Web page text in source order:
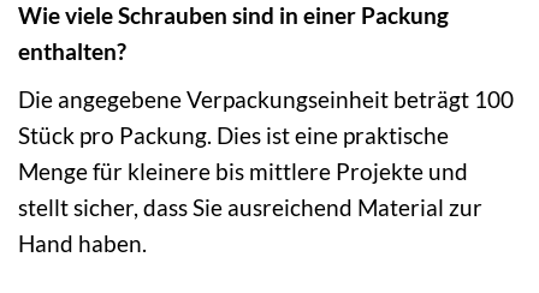
Wie viele Schrauben sind in einer Packung
enthalten?
Die angegebene Verpackungseinheit beträgt 100
Stück pro Packung. Dies ist eine praktische
Menge für kleinere bis mittlere Projekte und
stellt sicher, dass Sie ausreichend Material zur
Hand haben.